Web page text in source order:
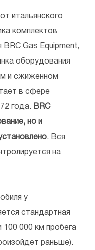
итальянского
комплектов
BRC Gas Equipment,
оборудования
и сжиженном
в сфере
года. BRC
но и
. Вся
на
у
стандартная
100 000 км пробега
раньше).